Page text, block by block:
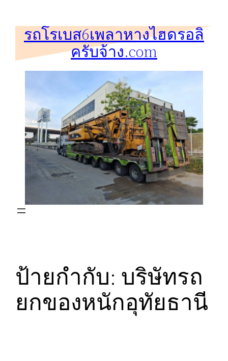
รถโรเบส6เพลาหางไฮดรอลิ
ครับจ้าง.com
ป้ายกำกับ: บริษัทรถ
ยกของหนักอุทัยธานี